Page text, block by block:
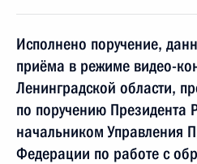
Исполнено поручение,
приёма в режиме видео-
Ленинградской области,
по поручению Президента
начальником Управления
Федерации по работе с